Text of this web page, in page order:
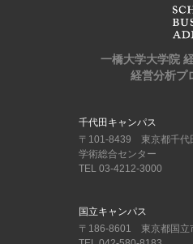
一橋大学大学院
経営分析プ
千代田キャンパス
〒101-8439 東京都千代
学術総合センター
TEL 03-4212-3000
国立キャンパス
〒186-8601 東京都国立